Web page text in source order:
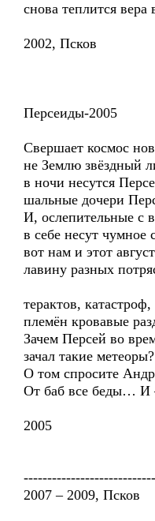
снова теплится вера
2002, Псков
Персеиды-2005
Свершает космос
не Землю звёздный
в ночи несутся
шальные дочери
И, ослепительные с
в себе несут чумное
вот нам и этот
лавину разных
терактов,
племён кровавые
Зачем Персей во
зачал такие
О том спросите
От баб все беды… И
2005
2007 – 2009, Псков